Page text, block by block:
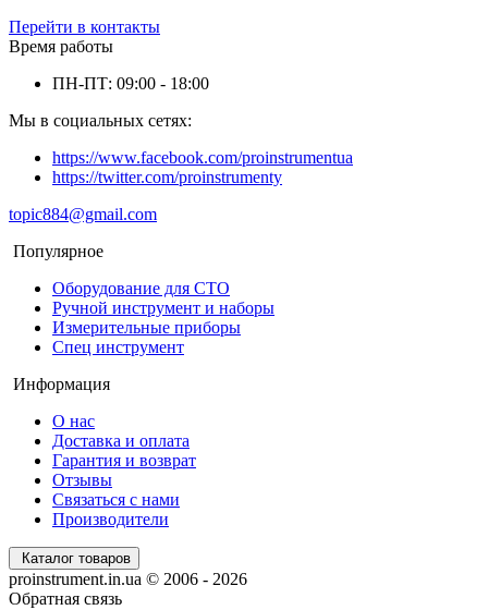
Перейти в контакты
Время работы
ПН-ПТ: 09:00 - 18:00
Мы в социальных сетях:
https://www.facebook.com/proinstrumentua
https://twitter.com/proinstrumenty
topic884@gmail.com
Популярное
Оборудование для СТО
Ручной инструмент и наборы
Измерительные приборы
Спец инструмент
Информация
О нас
Доставка и оплата
Гарантия и возврат
Отзывы
Связаться с нами
Производители
Каталог товаров
proinstrument.in.ua © 2006 - 2026
Обратная связь